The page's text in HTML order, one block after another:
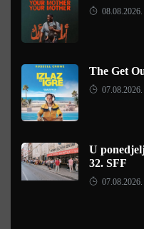
08.08.2026.
The Get
07.08.2026.
U
32. SFF
07.08.2026.